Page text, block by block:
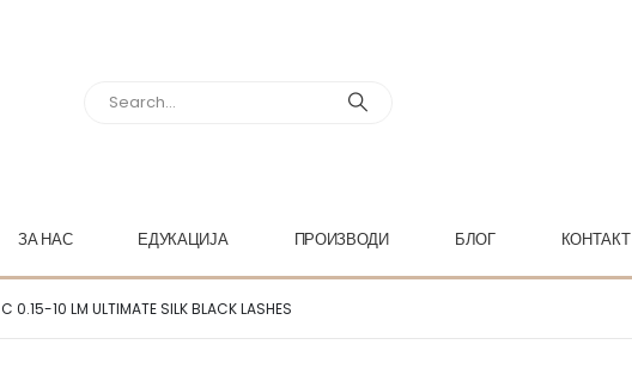
ЗА НАС ЕДУКАЦИЈА ПРОИЗВОДИ БЛОГ КОНТАКТ
C 0.15-10 LM ULTIMATE SILK BLACK LASHES